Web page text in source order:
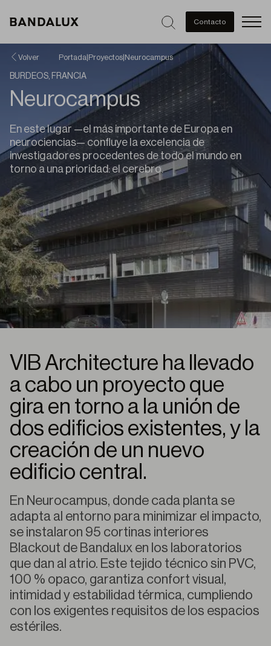
Contacto
Volver Portada Proyectos Neurocampus
BURDEOS, FRANCIA
Neurocampus
En este lugar —el más importante de Europa en
neurociencias— confluye la excelencia de
investigadores procedentes de todo el mundo en
torno a una prioridad: el cerebro.
VIB Architecture ha llevado
a cabo un proyecto que
gira en torno a la unión de
dos edificios existentes, y la
creación de un nuevo
edificio central.
En Neurocampus, donde cada planta se
adapta al entorno para minimizar el impacto,
se instalaron 95 cortinas interiores
Blackout de Bandalux en los laboratorios
que dan al atrio. Este tejido técnico sin PVC,
100 % opaco, garantiza confort visual,
intimidad y estabilidad térmica, cumpliendo
con los exigentes requisitos de los espacios
estériles.